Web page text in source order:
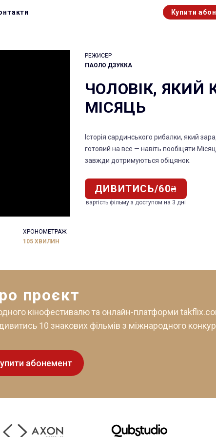
Купити
ХРОНОМЕТРАЖ
105 ХВИЛИН
РЕЖИСЕР
ПАОЛО ДЗУККА
ЧОЛОВІК, ЯКИЙ
МІСЯЦЬ
Історія сардинського рибалки, який
готовий на все — навіть пообіцяти
завжди дотримуються обіцянок.
ДИВИТИСЬ/60₴
вартість фільму з доступом на 3 дні
проєкт
кінофестивалю та онлайн-платформи
10 знакових фільмів з міжнародного
абонемент